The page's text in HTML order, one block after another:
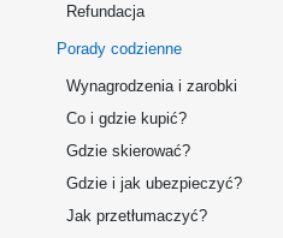
Refundacja
Porady codzienne
Wynagrodzenia i zarobki
Co i gdzie kupić?
Gdzie skierować?
Gdzie i jak ubezpieczyć?
Jak przetłumaczyć?